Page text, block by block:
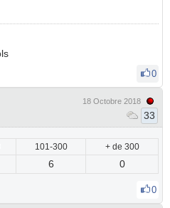
0
18 Octobre 2018
33
101-300 + de 300
6 0
0